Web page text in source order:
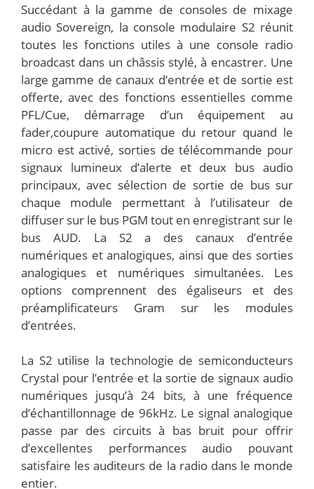
Succédant à la gamme de consoles de mixage
audio Sovereign, la console modulaire S2 réunit
toutes les fonctions utiles à une console radio
broadcast dans un châssis stylé, à encastrer. Une
large gamme de canaux d’entrée et de sortie est
offerte, avec des fonctions essentielles comme
PFL/Cue, démarrage d’un équipement au
fader,coupure automatique du retour quand le
micro est activé, sorties de télécommande pour
signaux lumineux d’alerte et deux bus audio
principaux, avec sélection de sortie de bus sur
chaque module permettant à l’utilisateur de
diffuser sur le bus PGM tout en enregistrant sur le
bus AUD. La S2 a des canaux d’entrée
numériques et analogiques, ainsi que des sorties
analogiques et numériques simultanées. Les
options comprennent des égaliseurs et des
préamplificateurs Gram sur les modules
d’entrées.
La S2 utilise la technologie de semiconducteurs
Crystal pour l’entrée et la sortie de signaux audio
numériques jusqu’à 24 bits, à une fréquence
d’échantillonnage de 96kHz. Le signal analogique
passe par des circuits à bas bruit pour offrir
d’excellentes performances audio pouvant
satisfaire les auditeurs de la radio dans le monde
entier.